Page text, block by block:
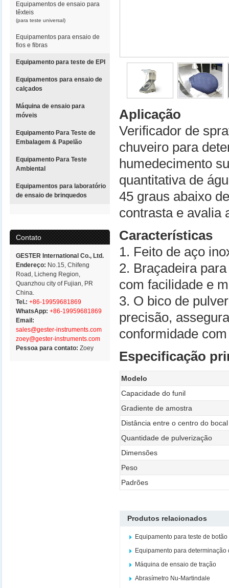
Equipamentos de ensaio para
têxteis
(para teste universal)
Equipamentos para ensaio de
fios e fibras
Equipamento para teste de EPI
Equipamentos para ensaio de
calçados
Máquina de ensaio para
móveis
Equipamento Para Teste de
Embalagem & Papelão
Equipamento Para Teste
Ambiental
Equipamentos para laboratório
de ensaio de brinquedos
Contato
GESTER International Co., Ltd.
Endereço: No.15, Chifeng
Road, Licheng Region,
Quanzhou city of Fujian, PR
China.
Tel.: +86-19959681869
WhatsApp: +86-19959681869
Email:
sales@gester-instruments.com
zoey@gester-instruments.com
Pessoa para contato:Zoey
Aplicação
Verificador de
chuveiro para
humedecimento
quantitativa de
45 graus abaixo
contrasta e avalia
Características
1. Feito de aço
2. Braçadeira
com facilidade e
3. O bico de
precisão,
conformidade
Especificação
Modelo
Capacidade do funil
Gradiente de amostra
Distância entre o centro do
Quantidade de pulverização
Dimensões
Peso
Padrões
Produtos relacionados
Equipamento para teste de
Equipamento para
Máquina de ensaio de tração
Abrasímetro Nu-Martindale